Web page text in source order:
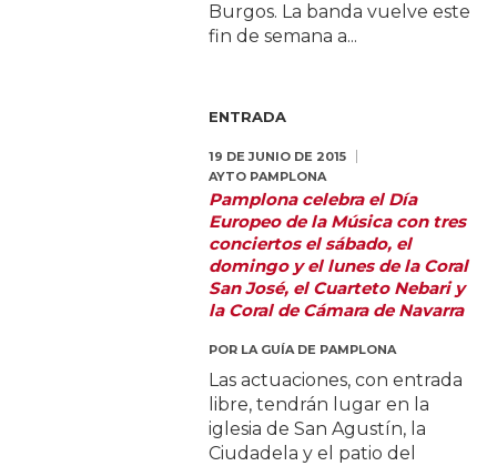
Burgos. La banda vuelve este
fin de semana a...
ENTRADA
19 DE JUNIO DE 2015
AYTO PAMPLONA
Pamplona celebra el Día
Europeo de la Música con tres
conciertos el sábado, el
domingo y el lunes de la Coral
San José, el Cuarteto Nebari y
la Coral de Cámara de Navarra
POR LA GUÍA DE PAMPLONA
Las actuaciones, con entrada
libre, tendrán lugar en la
iglesia de San Agustín, la
Ciudadela y el patio del